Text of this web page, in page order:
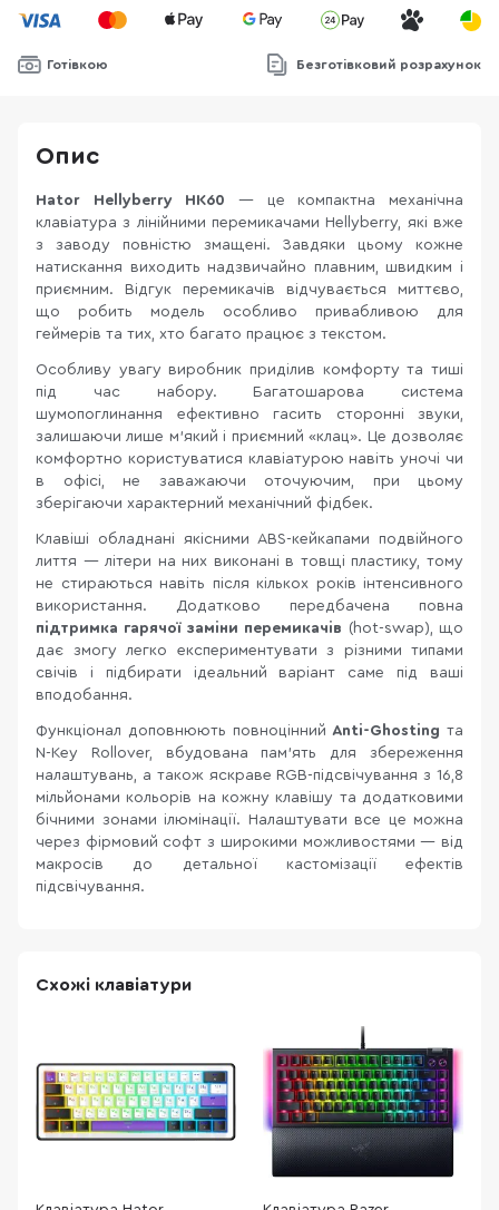
Готівкою Безготівковий розрахунок
Опис
Hator Hellyberry HK60 — це компактна механічна
клавіатура з лінійними перемикачами Hellyberry, які вже
з заводу повністю змащені. Завдяки цьому кожне
натискання виходить надзвичайно плавним, швидким і
приємним. Відгук перемикачів відчувається миттєво,
що робить модель особливо привабливою для
геймерів та тих, хто багато працює з текстом.
Особливу увагу виробник приділив комфорту та тиші
під час набору. Багатошарова система
шумопоглинання ефективно гасить сторонні звуки,
залишаючи лише м’який і приємний «клац». Це дозволяє
комфортно користуватися клавіатурою навіть уночі чи
в офісі, не заважаючи оточуючим, при цьому
зберігаючи характерний механічний фідбек.
Клавіші обладнані якісними ABS-кейкапами подвійного
лиття — літери на них виконані в товщі пластику, тому
не стираються навіть після кількох років інтенсивного
використання. Додатково передбачена повна
підтримка гарячої заміни перемикачів (hot-swap), що
дає змогу легко експериментувати з різними типами
свічів і підбирати ідеальний варіант саме під ваші
вподобання.
Функціонал доповнюють повноціннийAnti-Ghosting та
N-Key Rollover, вбудована пам’ять для збереження
налаштувань, а також яскраве RGB-підсвічування з 16,8
мільйонами кольорів на кожну клавішу та додатковими
бічними зонами ілюмінації. Налаштувати все це можна
через фірмовий софт з широкими можливостями — від
макросів до детальної кастомізації ефектів
підсвічування.
Схожі клавіатури